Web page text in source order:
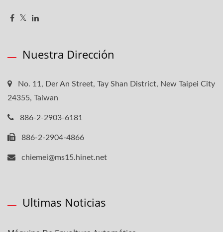
Nuestra Dirección
No. 11, Der An Street, Tay Shan District, New Taipei City
24355, Taiwan
886-2-2903-6181
886-2-2904-4866
chiemei@ms15.hinet.net
Ultimas Noticias